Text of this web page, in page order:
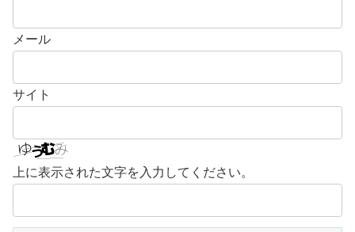
メール
サイト
上に表示された文字を入力してください。